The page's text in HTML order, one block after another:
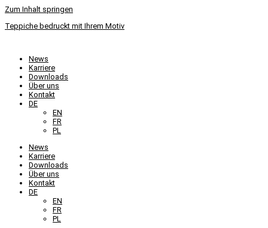
Zum Inhalt springen
Teppiche bedruckt mit Ihrem Motiv
News
Karriere
Downloads
Über uns
Kontakt
DE
EN
FR
PL
News
Karriere
Downloads
Über uns
Kontakt
DE
EN
FR
PL